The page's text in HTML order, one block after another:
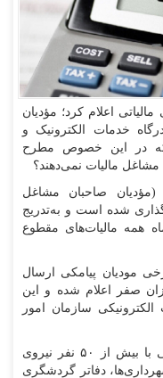
اعلام کرد؛ مؤدیان
خدمات الکترونیک و
که در این خصوص مطرح
مالیات نمی‌دهند؟
میزان مالیات مقطوع عملکرد ۱۴۰۲ (مؤدیان صاحبان مشاغل
شده است و به‌تدریج
همه مالیات‌های مقطوع
مودیان پیامکی ارسال
صفر اعلام شده و این
سازمان امور
گفتنی است، واحد‌های تولیدی و خدماتی با بیش از ۵۰ نفر نیروی
دفاتر گردشگری